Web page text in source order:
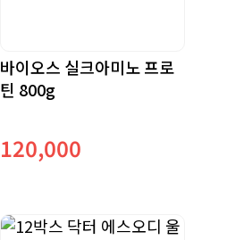
바이오스 실크아미노 프로
틴 800g
120,000